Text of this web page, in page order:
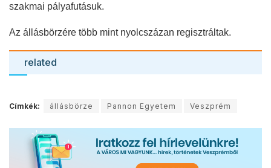
szakmai pályafutásuk.
Az állásbörzére több mint nyolcszázan regisztráltak.
related
Címkék: állásbörze Pannon Egyetem Veszprém